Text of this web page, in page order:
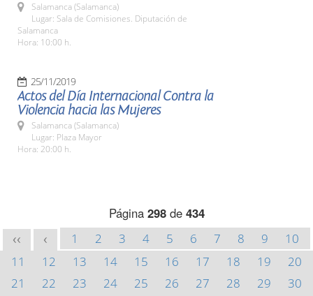
Salamanca (Salamanca)
Lugar: Sala de Comisiones. Diputación de
Salamanca
Hora: 10:00 h.
25/11/2019
Actos del Día Internacional Contra la
Violencia hacia las Mujeres
Salamanca (Salamanca)
Lugar: Plaza Mayor
Hora: 20:00 h.
Página 298de 434
<< < 1 2 3 4 5 6 7 8 9
10
11
12 13 14 15 16 17 18 19
20
21
22 23 24 25 26 27 28 29
30